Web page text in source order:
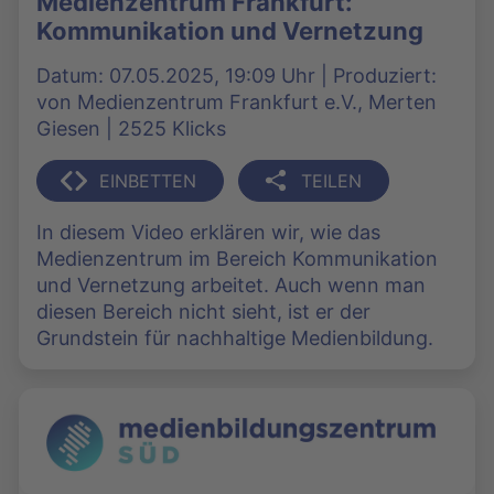
Kommunikation und Vernetzung
Datum: 07.05.2025, 19:09 Uhr | Produziert:
von Medienzentrum Frankfurt e.V., Merten
Giesen | 2525 Klicks
EINBETTEN TEILEN
In diesem Video erklären wir, wie das
Medienzentrum im Bereich Kommunikation
und Vernetzung arbeitet. Auch wenn man
diesen Bereich nicht sieht, ist er der
Grundstein für nachhaltige Medienbildung.